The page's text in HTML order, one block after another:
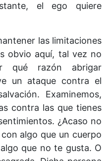
el ego quiere
las limitaciones
obvio aquí, tal vez no
qué razón abrigar
un ataque contra el
Examinemos,
contra las que tienes
¿Acaso no
algo que un cuerpo
que no te gusta. O